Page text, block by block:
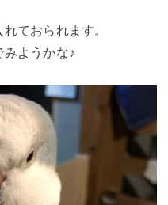
ておられます。
ようかな♪